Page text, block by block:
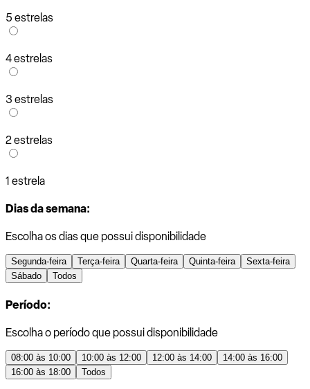
5 estrelas
4 estrelas
3 estrelas
2 estrelas
1 estrela
Dias da semana:
Escolha os dias que possui disponibilidade
Segunda-feira Terça-feira Quarta-feira Quinta-feira
Sexta-feira
Sábado
Todos
Período:
Escolha o período que possui disponibilidade
08:00 às 10:00 10:00 às 12:00 12:00 às 14:00
14:00 às 16:00
16:00 às 18:00
Todos